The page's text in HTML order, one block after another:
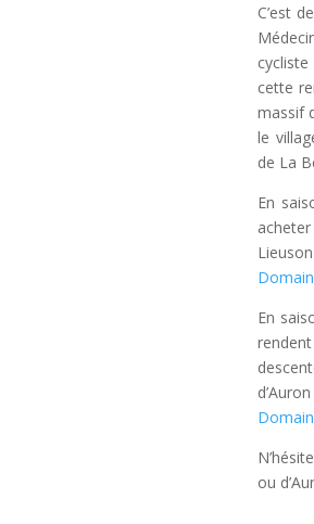
C’est
cette
massif
le
de La
En
En
ou